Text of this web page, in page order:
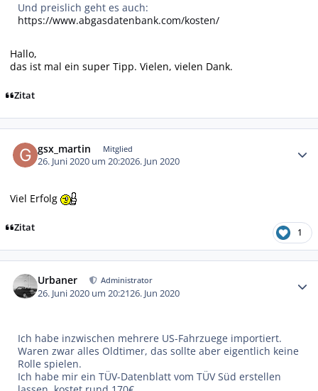
Und preislich geht es auch:
https://www.abgasdatenbank.com/kosten/
Hallo,
das ist mal ein super Tipp. Vielen, vielen Dank.
Zitat
gsx_martin Mitglied
26. Juni 2020 um 20:2026. Jun 2020
Viel Erfolg
Zitat 1
Urbaner Administrator
26. Juni 2020 um 20:2126. Jun 2020
Ich habe inzwischen mehrere US-Fahrzuege importiert.
Waren zwar alles Oldtimer, das sollte aber eigentlich keine
Rolle spielen.
Ich habe mir ein TÜV-Datenblatt vom TÜV Süd erstellen